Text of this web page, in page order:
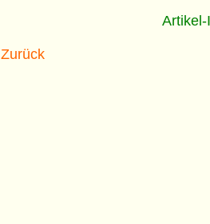
Zurück